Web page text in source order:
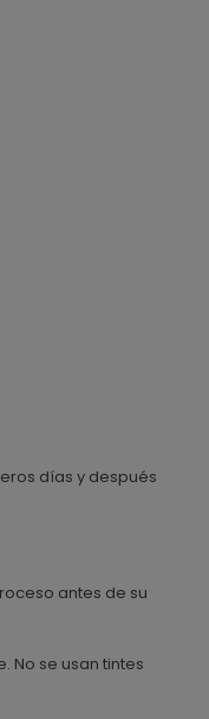
días y después
antes de su
No se usan tintes